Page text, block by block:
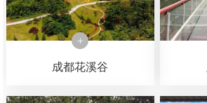
成都花溪谷